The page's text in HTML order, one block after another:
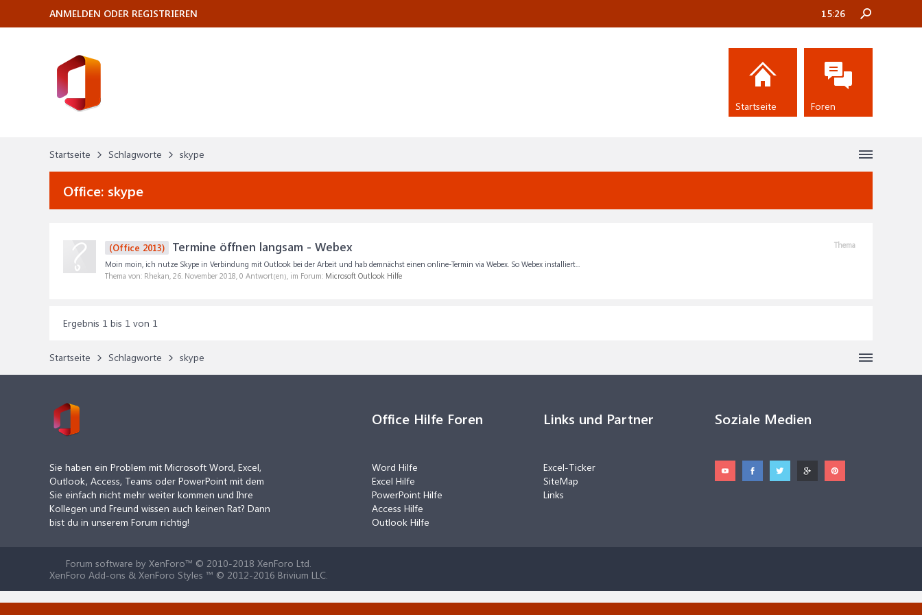
Startseite Schlagworte skype
Office: skype
Thema
(Office 2013) Termine öffnen langsam - Webex
Moin moin, ich nutze Skype in Verbindung mit Outlook bei der Arbeit und hab demnächst einen online-Termin via Webex. So Webex installiert...
Thema von: Rhekan, 26. November 2018, 0 Antwort(en), im Forum: Microsoft Outlook Hilfe
Ergebnis 1 bis 1 von 1
Startseite Schlagworte skype
ANMELDEN ODER REGISTRIEREN 15:26
Startseite Foren
Sie haben ein Problem mit Microsoft Word, Excel,
Outlook, Access, Teams oder PowerPoint mit dem
Sie einfach nicht mehr weiter kommen und Ihre
Kollegen und Freund wissen auch keinen Rat? Dann
bist du in unserem Forum richtig!
Office Hilfe Foren
Word Hilfe
Excel Hilfe
PowerPoint Hilfe
Access Hilfe
Outlook Hilfe
Links und Partner
Excel-Ticker
SiteMap
Links
Soziale Medien
Forum software by XenForo™ © 2010-2018 XenForo Ltd.
XenForo Add-ons & XenForo Styles ™ © 2012-2016 Brivium LLC.